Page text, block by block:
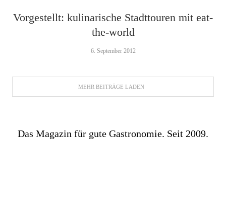
Vorgestellt: kulinarische Stadttouren mit eat-
the-world
6. September 2012
MEHR BEITRÄGE LADEN
Das Magazin für gute Gastronomie. Seit 2009.